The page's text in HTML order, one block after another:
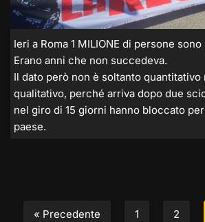
Ieri a Roma 1 MILIONE di persone
Erano anni che non succedeva.
Il dato però non è soltanto quantitativo
qualitativo, perché arriva dopo due
nel giro di 15 giorni hanno bloccato
paese.
« Precedente 1 2